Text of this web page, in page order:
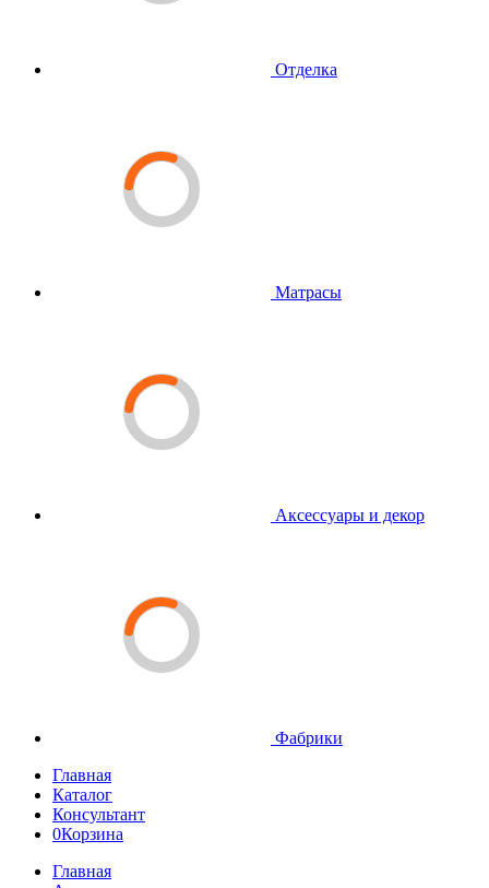
Отделка
Матрасы
Аксессуары и декор
Фабрики
Главная
Каталог
Консультант
0Корзина
Главная